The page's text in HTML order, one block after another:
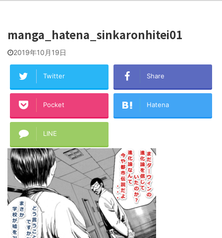
manga_hatena_sinkaronhitei01
2019年10月19日
Twitter Share
Pocket Hatena
LINE